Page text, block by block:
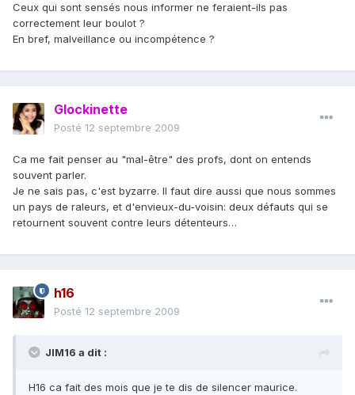
Ceux qui sont sensés nous informer ne feraient-ils pas
correctement leur boulot ?
En bref, malveillance ou incompétence ?
Glockinette
Posté 12 septembre 2009
Ca me fait penser au "mal-être" des profs, dont on entends
souvent parler.
Je ne sais pas, c'est byzarre. Il faut dire aussi que nous sommes
un pays de raleurs, et d'envieux-du-voisin: deux défauts qui se
retournent souvent contre leurs détenteurs…
h16
Posté 12 septembre 2009
JIM16 a dit :
H16 ca fait des mois que je te dis de silencer maurice.